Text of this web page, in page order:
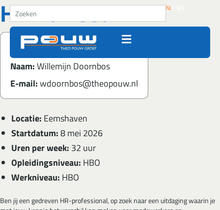
Ga naar de inhoud
Zoeken NL
HR Adviseur
Locatie: Eemshaven
Startdatum:8 mei 2026
Uren per week: 32 uur
Opleidingsniveau: HBO
Werkniveau: HBO
Contactgegevens
Naam:Willemijn Doornbos
E-mail:wdoornbos@theopouw.nl
Ben jij een gedreven HR-professional, op zoek naar een uitdaging waarin je